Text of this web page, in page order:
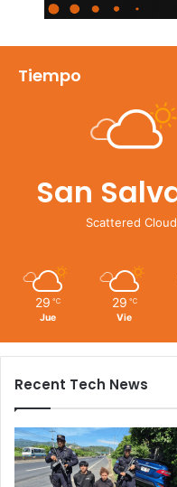
Tiempo
San
Scattered
29 ℃
Jue
29 ℃
Vie
Recent Tech News